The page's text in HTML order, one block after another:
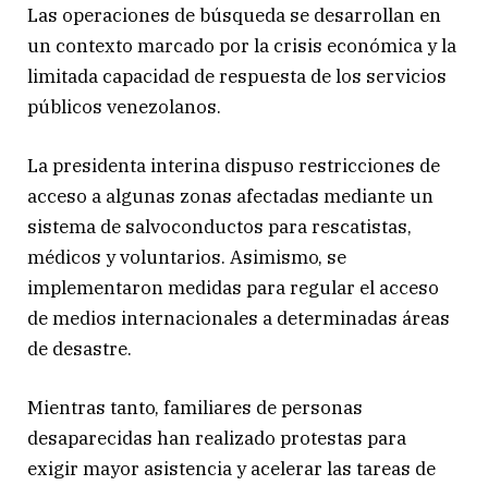
Las operaciones de búsqueda se desarrollan en
un contexto marcado por la crisis económica y la
limitada capacidad de respuesta de los servicios
públicos venezolanos.
La presidenta interina dispuso restricciones de
acceso a algunas zonas afectadas mediante un
sistema de salvoconductos para rescatistas,
médicos y voluntarios. Asimismo, se
implementaron medidas para regular el acceso
de medios internacionales a determinadas áreas
de desastre.
Mientras tanto, familiares de personas
desaparecidas han realizado protestas para
exigir mayor asistencia y acelerar las tareas de